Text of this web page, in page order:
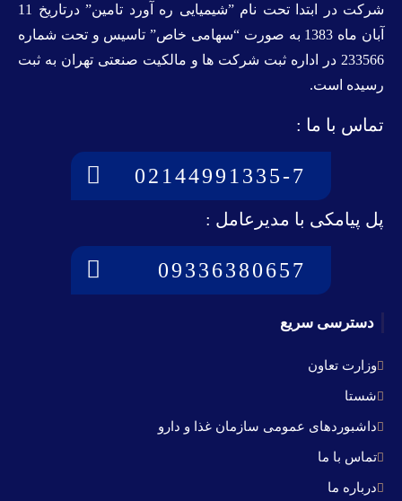
شرکت در ابتدا تحت نام ”شیمیایی ره آورد تامين” درتاريخ 11
آبان ماه 1383 به صورت “سهامی خاص” تاسيس و تحت شماره
233566 در اداره ثبت شرکت ها و مالکيت صنعتی تهران به ثبت
رسيده است.
تماس با ما :
02144991335-7
پل پیامکی با مدیرعامل :
09336380657
دسترسی سریع
وزارت تعاون
شستا
داشبوردهای عمومی سازمان غذا و دارو
تماس با ما
درباره ما